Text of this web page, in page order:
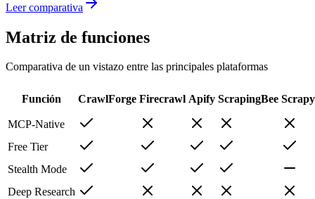
Leer comparativa
Matriz de funciones
Comparativa de un vistazo entre las principales plataformas
Función CrawlForge Firecrawl Apify ScrapingBee Scrapy
MCP-Native
Free Tier
Stealth Mode
Deep Research